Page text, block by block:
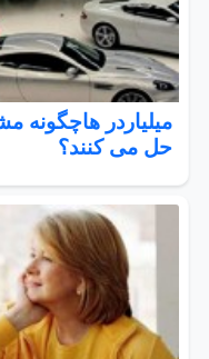
میلیاردر هاچگونه
حل می کنند؟